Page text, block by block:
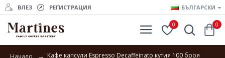
ВЛЕЗ РЕГИСТРАЦИЯ БЪЛГАРСКИ
0 0
Начало Кафе капсули Espresso Decaffeinato кутия 100 броя